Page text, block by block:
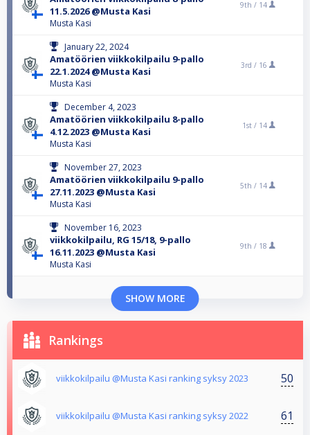
11.5.2026 @Musta Kasi
Musta Kasi
9th / 14
January 22, 2024
Amatöörien viikkokilpailu 9-pallo
22.1.2024 @Musta Kasi
Musta Kasi
3rd / 16
December 4, 2023
Amatöörien viikkokilpailu 8-pallo
4.12.2023 @Musta Kasi
Musta Kasi
1st / 14
November 27, 2023
Amatöörien viikkokilpailu 9-pallo
27.11.2023 @Musta Kasi
Musta Kasi
5th / 14
November 16, 2023
viikkokilpailu, RG 15/18, 9-pallo
16.11.2023 @Musta Kasi
Musta Kasi
9th / 18
SHOW MORE
Rankings
viikkokilpailu @Musta Kasi ranking syksy 2023 50
viikkokilpailu @Musta Kasi ranking syksy 2022 61